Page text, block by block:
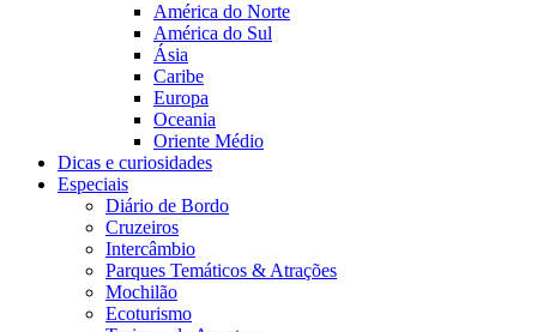
América do Norte
América do Sul
Ásia
Caribe
Europa
Oceania
Oriente Médio
Dicas e curiosidades
Especiais
Diário de Bordo
Cruzeiros
Intercâmbio
Parques Temáticos & Atrações
Mochilão
Ecoturismo